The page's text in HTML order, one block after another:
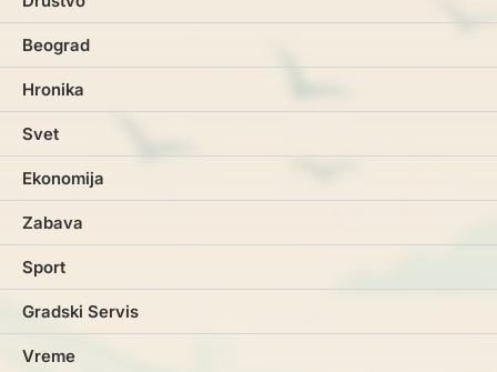
Beograd
Hronika
Svet
Ekonomija
Zabava
Sport
Gradski Servis
Vreme